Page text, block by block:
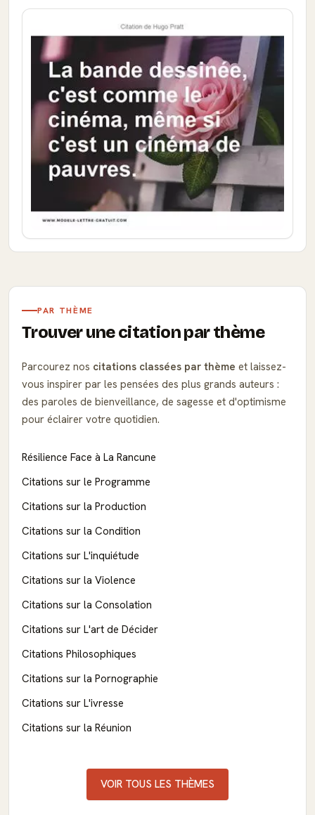
PAR THÈME
Trouver une citation par thème
Parcourez nos citations classées par thème et laissez-
vous inspirer par les pensées des plus grands auteurs :
des paroles de bienveillance, de sagesse et d'optimisme
pour éclairer votre quotidien.
Résilience Face à La Rancune
Citations sur le Programme
Citations sur la Production
Citations sur la Condition
Citations sur L'inquiétude
Citations sur la Violence
Citations sur la Consolation
Citations sur L'art de Décider
Citations Philosophiques
Citations sur la Pornographie
Citations sur L'ivresse
Citations sur la Réunion
VOIR TOUS LES THÈMES